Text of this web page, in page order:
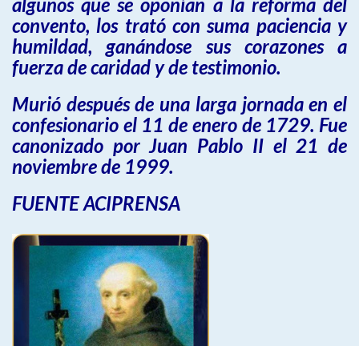
convento, los trató con suma paciencia y
humildad, ganándose sus corazones a
fuerza de caridad y de testimonio.
Murió después de una larga jornada en el
confesionario el 11 de enero de 1729. Fue
canonizado por Juan Pablo II el 21 de
noviembre de 1999.
FUENTE ACIPRENSA